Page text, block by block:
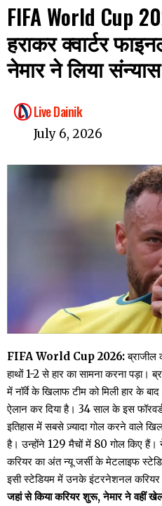
FIFA World Cup
हराकर क्वार्टर
नेमार ने लिया संन्यास
Live Dainik
July 6, 2026
FIFA World Cup 2026:ब्राजील
हाथों 1-2 से हार का सामना करना पड़ा।
में नॉर्वे के खिलाफ टीम को मिली हार के
ऐलान कर दिया है। 34 साल के इस
इतिहास में सबसे ज़्यादा गोल करने वाले
है। उन्होंने 129 मैचों में 80 गोल किए
करियर का अंत न्यू जर्सी के मेटलाइफ
इसी स्टेडियम में उनके इंटरनेशनल
जहां से किया करियर शुरू, नेमार ने वहीं